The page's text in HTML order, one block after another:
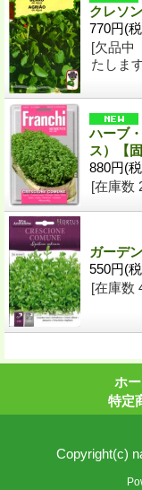
クレソ
770円(
[欠品中
たしま
ハーブ
ス）【
880円(
[在庫数
ガーデ
550円(
[在庫数
ホ
特定
Copyright(c)